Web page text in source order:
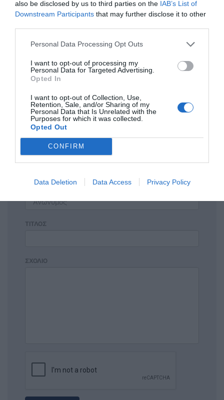
also be disclosed by us to third parties on the IAB’s List of
Downstream Participants that may further disclose it to other
Personal Data Processing Opt Outs
I want to opt-out of processing my
Personal Data for Targeted Advertising.
Opted In
I want to opt-out of Collection, Use,
Retention, Sale, and/or Sharing of my
Personal Data that Is Unrelated with the
Purposes for which it was collected.
Opted Out
CONFIRM
Data Deletion Data Access Privacy Policy
Ανώνυμος
14/12 - 11:05
Καλές γιορτές σκρουτζιδες
σας πλανήτη με τόση ακρίβεια σε όλη την
Ελλάδα παζάρια, χοροεσπερίδες, ο κόσμος
στα μη απαραίτητα.. άλλη μια τετραετία
Μητσοτάκη και τελείωσε το πανυγήρι..
Πρόσθεσε ένα σχόλιο
ΟΝΟΜΑ
ΤΙΤΛΟΣ
ΣΧΟΛΙΟ